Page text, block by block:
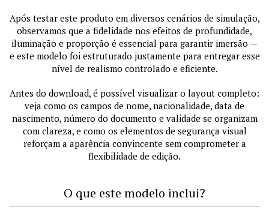
Após testar este produto em diversos cenários de simulação,
observamos que a fidelidade nos efeitos de profundidade,
iluminação e proporção é essencial para garantir imersão —
e este modelo foi estruturado justamente para entregar esse
nível de realismo controlado e eficiente.
Antes do download, é possível visualizar o layout completo:
veja como os campos de nome, nacionalidade, data de
nascimento, número do documento e validade se organizam
com clareza, e como os elementos de segurança visual
reforçam a aparência convincente sem comprometer a
flexibilidade de edição.
O que este modelo inclui?